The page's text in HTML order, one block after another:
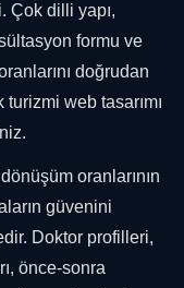
Çok dilli yapı,
formu ve
doğrudan
turizmi web tasarımı
oranlarının
güvenini
Doktor profilleri,
önce-sonra